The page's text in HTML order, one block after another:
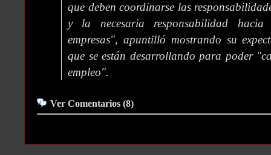
que deben coordinarse las
y la necesaria responsabilidad
empresas", apuntilló mostrando su
que se están desarrollando para poder
empleo".
Ver Comentarios (8)